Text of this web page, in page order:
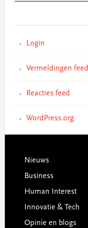
Login
Vermeldingen feed
Reacties feed
WordPress.org
Footer
Nieuws
Business
Human Interest
Innovatie & Tech
Opinie en blogs